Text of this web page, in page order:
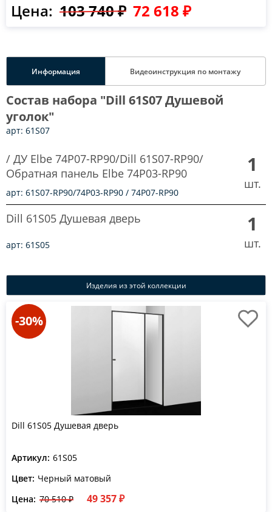
Цена: 103 740 ₽ 72 618 ₽
Информация Видеоинструкция по монтажу
Состав набора "Dill 61S07 Душевой
уголок"
арт: 61S07
/ ДУ Elbe 74P07-RP90/Dill 61S07-RP90/
Обратная панель Elbe 74P03-RP90
арт: 61S07-RP90/74P03-RP90 / 74P07-RP90
1
шт.
Dill 61S05 Душевая дверь
арт: 61S05
1
шт.
Изделия из этой коллекции
-30%
Dill 61S05 Душевая дверь
Артикул: 61S05
Цвет: Черный матовый
Цена: 70 510 ₽ 49 357 ₽